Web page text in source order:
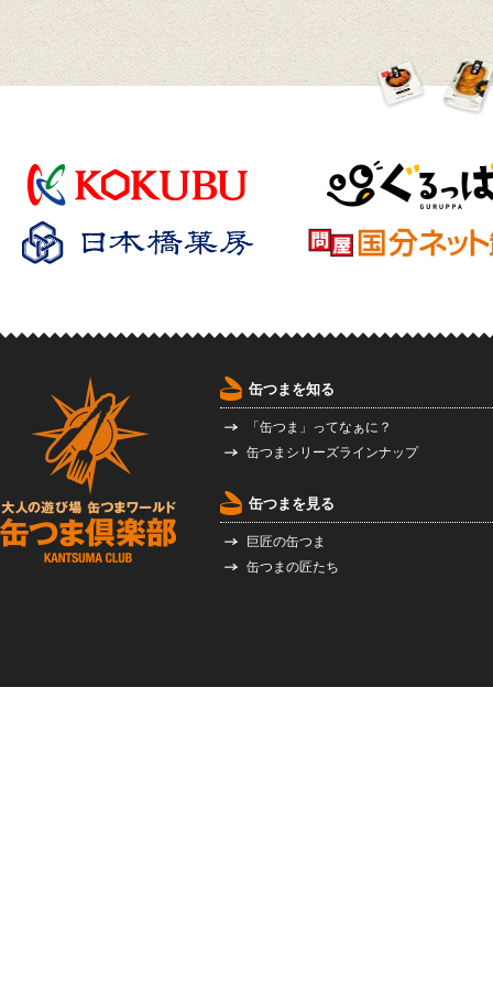
缶つまを知る
「缶つま」ってなぁに？
缶つまシリーズラインナップ
缶つまを見る
巨匠の缶つま
缶つまの匠たち